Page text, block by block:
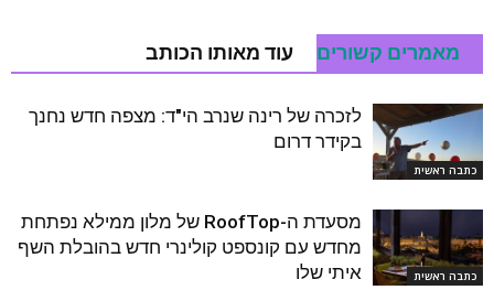
מאמרים קשורים עוד מאותו הכותב
כתבה ראשית
לזכרה של רינה שנרב הי"ד: מצפה חדש נחנך
בקידר דרום
כתבה ראשית
מסעדת ה-RoofTop של מלון ממילא נפתחת
מחדש עם קונספט קולינרי חדש בהובלת השף
איתי שלו